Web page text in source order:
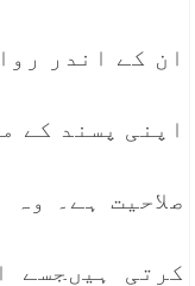
ان کے اندر
اپنی پسند کے
صلاحیت ہے۔
کرتی ہیںجسے